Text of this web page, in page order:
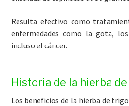
Resulta efectivo como
enfermedades como la gota,
incluso el cáncer.
Historia de la hierba
Los beneficios de la hierba de